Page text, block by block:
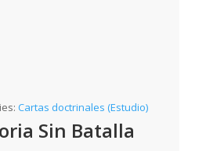
Cartas doctrinales (Estudio)
Sin Batalla